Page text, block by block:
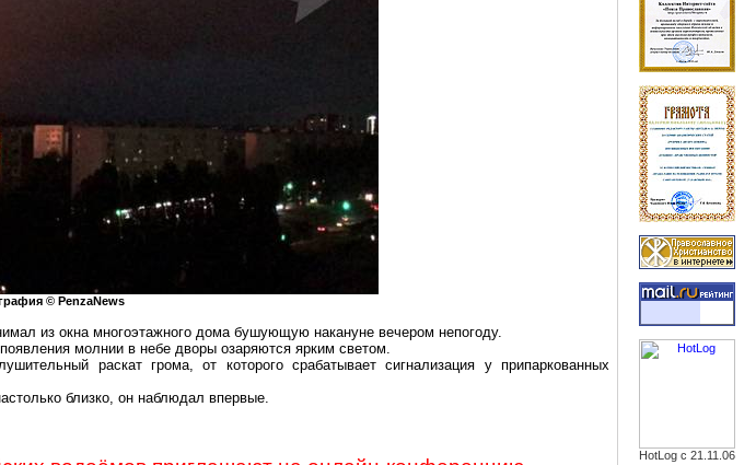
© PenzaNews
из окна многоэтажного дома бушующую накануне вечером непогоду.
молнии в небе дворы озаряются ярким светом.
раскат грома, от которого срабатывает сигнализация у припаркованных
близко, он наблюдал впервые.
HotLog с 21.11.06